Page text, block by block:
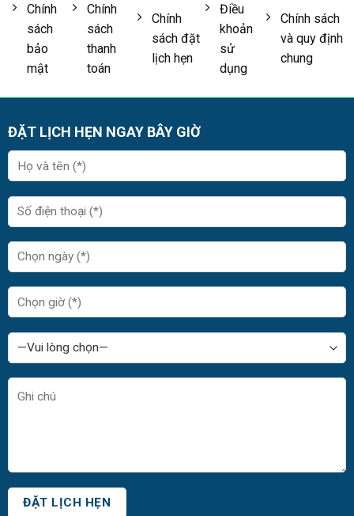
Chính
sách
bảo
mật
Chính
sách
thanh
toán
Chính
sách đặt
lịch hẹn
Điều
khoản
sử
dụng
Chính sách
và quy định
chung
ĐẶT LỊCH HẸN NGAY BÂY GIỜ